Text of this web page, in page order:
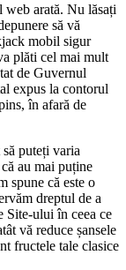
web arată. Nu lăsați
să vă
mobil sigur
plăti cel mai mult
de Guvernul
expus la contorul
în afară de
puteți varia
au mai puține
spune că este o
dreptul de a
Site-ului în ceea ce
vă reduce șansele
fructele tale clasice